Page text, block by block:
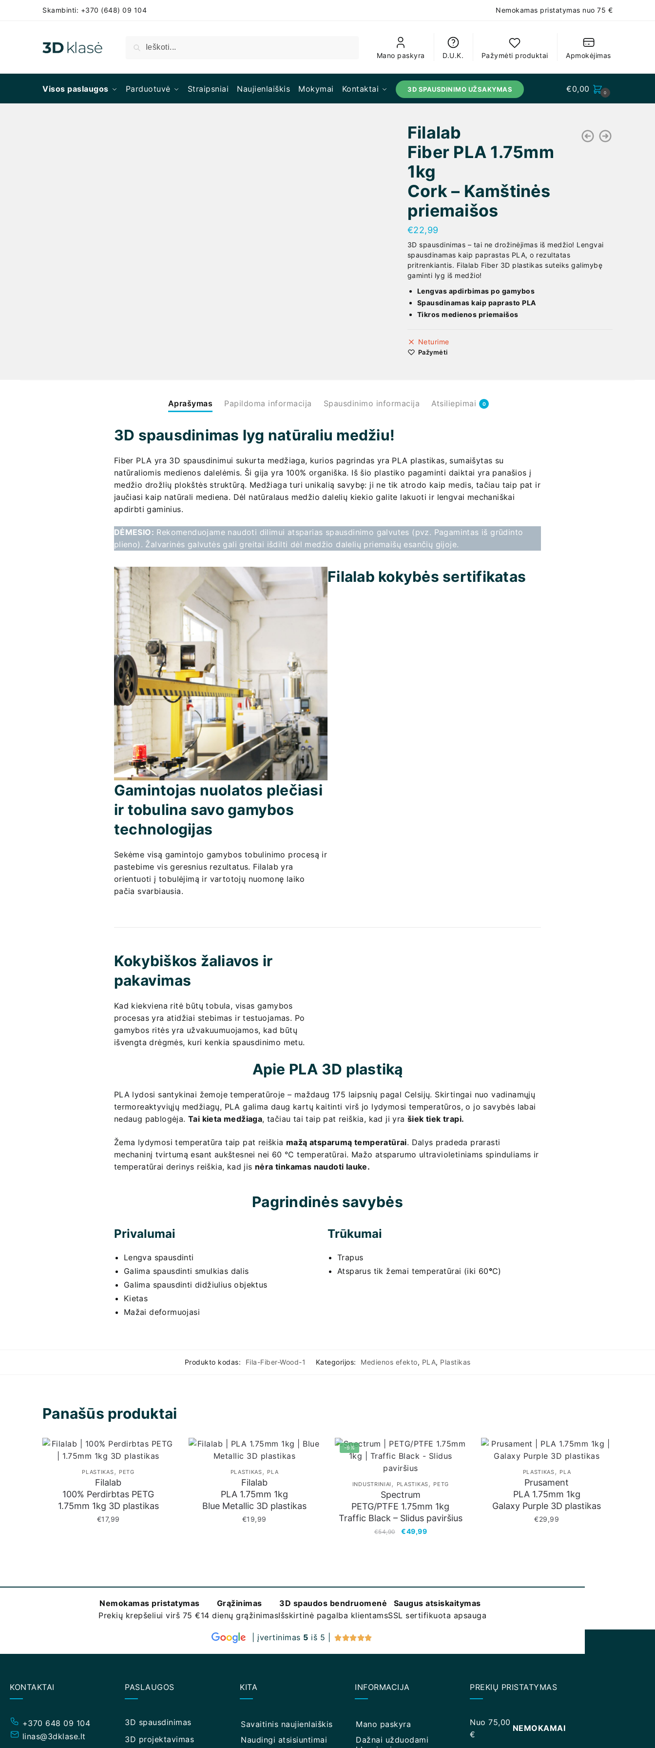
Skambinti: +370 (648) 09 104 Nemokamas pristatymas nuo 75 €
Ieškoti
Mano paskyra
D.U.K. Pažymėti produktai Apmokėjimas
Visos paslaugos Parduotuvė Straipsniai Naujienlaiškis Mokymai Kontaktai 3D SPAUSDINIMO UŽSAKYMAS €0,00 0
Filalab
Fiber PLA 1.75mm
1kg
Cork – Kamštinės
priemaišos
€22,99
3D spausdinimas – tai ne drožinėjimas iš medžio! Lengvai
spausdinamas kaip paprastas PLA, o rezultatas
pritrenkiantis. Filalab Fiber 3D plastikas suteiks galimybę
gaminti lyg iš medžio!
Lengvas apdirbimas po gamybos
Spausdinamas kaip paprasto PLA
Tikros medienos priemaišos
Neturime
Pažymėti
Aprašymas Papildoma informacija Spausdinimo informacija Atsiliepimai 0
3D spausdinimas lyg natūraliu medžiu!
Fiber PLA yra 3D spausdinimui sukurta medžiaga, kurios pagrindas yra PLA plastikas, sumaišytas su
natūraliomis medienos dalelėmis. Ši gija yra 100% organiška. Iš šio plastiko pagaminti daiktai yra panašios į
medžio drožlių plokštės struktūrą. Medžiaga turi unikalią savybę: ji ne tik atrodo kaip medis, tačiau taip pat ir
jaučiasi kaip natūrali mediena. Dėl natūralaus medžio dalelių kiekio galite lakuoti ir lengvai mechaniškai
apdirbti gaminius.
DĖMESIO: Rekomenduojame naudoti dilimui atsparias spausdinimo galvutes (pvz. Pagamintas iš grūdinto
plieno). Žalvarinės galvutės gali greitai išdilti dėl medžio dalelių priemaišų esančių gijoje.
Gamintojas nuolatos plečiasi
ir tobulina savo gamybos
technologijas
Sekėme visą gamintojo gamybos tobulinimo procesą ir
pastebime vis geresnius rezultatus. Filalab yra
orientuoti į tobulėjimą ir vartotojų nuomonę laiko
pačia svarbiausia.
Filalab kokybės sertifikatas
Kokybiškos žaliavos ir
pakavimas
Kad kiekviena ritė būtų tobula, visas gamybos
procesas yra atidžiai stebimas ir testuojamas. Po
gamybos ritės yra užvakuumuojamos, kad būtų
išvengta drėgmės, kuri kenkia spausdinimo metu.
Apie PLA 3D plastiką
PLA lydosi santykinai žemoje temperatūroje – maždaug 175 laipsnių pagal Celsijų. Skirtingai nuo vadinamųjų
termoreaktyviųjų medžiagų, PLA galima daug kartų kaitinti virš jo lydymosi temperatūros, o jo savybės labai
nedaug pablogėja.Tai kieta medžiaga, tačiau tai taip pat reiškia, kad ji yrašiek tiek trapi.
Žema lydymosi temperatūra taip pat reiškia mažą atsparumą temperatūrai. Dalys pradeda prarasti
mechaninį tvirtumą esant aukštesnei nei 60 °C temperatūrai. Mažo atsparumo ultravioletiniams spinduliams ir
temperatūrai derinys reiškia, kad jis nėra tinkamas naudoti lauke.
Pagrindinės savybės
Privalumai
Lengva spausdinti
Galima spausdinti smulkias dalis
Galima spausdinti didžiulius objektus
Kietas
Mažai deformuojasi
Trūkumai
Trapus
Atsparus tik žemai temperatūrai (iki 60°C)
Produkto kodas: Fila-Fiber-Wood-1 Kategorijos: Medienos efekto, PLA, Plastikas
Panašūs produktai
PLASTIKAS, PETG
Filalab
100% Perdirbtas PETG
1.75mm 1kg 3D plastikas
€17,99
PLASTIKAS, PLA
Filalab
PLA 1.75mm 1kg
Blue Metallic 3D plastikas
€19,99
-9%
INDUSTRINIAI , PLASTIKAS, PETG
Spectrum
PETG/PTFE 1.75mm 1kg
Traffic Black – Slidus paviršius
€54,90 €49,99
PLASTIKAS, PLA
Prusament
PLA 1.75mm 1kg
Galaxy Purple 3D plastikas
€29,99
Nemokamas pristatymas
Prekių krepšeliui virš 75 €
Grąžinimas
14 dienų grąžinimas
3D spaudos bendruomenė
Išskirtinė pagalba klientams
Saugus atsiskaitymas
SSL sertifikuota apsauga
| įvertinimas 5 iš 5 | 
KONTAKTAI
+370 648 09 104
linas@3dklase.lt
PASLAUGOS
3D spausdinimas
3D projektavimas
KITA
Savaitinis naujienlaiškis
Naudingi atsisiuntimai
INFORMACIJA
Mano paskyra
Dažnai užduodami
PREKIŲ PRISTATYMAS
Nuo 75,00
€
NEMOKAMAI